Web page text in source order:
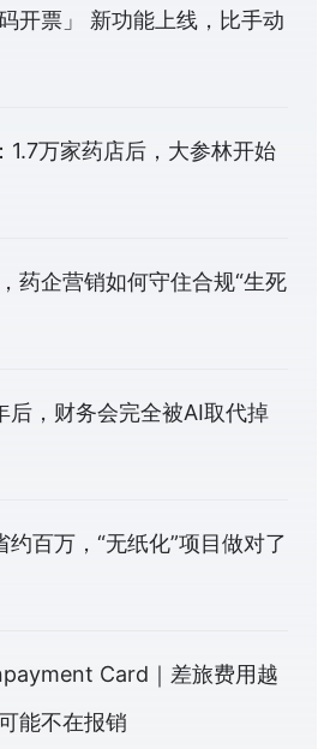
开票」 新功能上线，比手动
1.7万家药店后，大参林开始
药企营销如何守住合规“生死
后，财务会完全被AI取代掉
百万，“无纸化”项目做对了
Card｜差旅费用越
能不在报销